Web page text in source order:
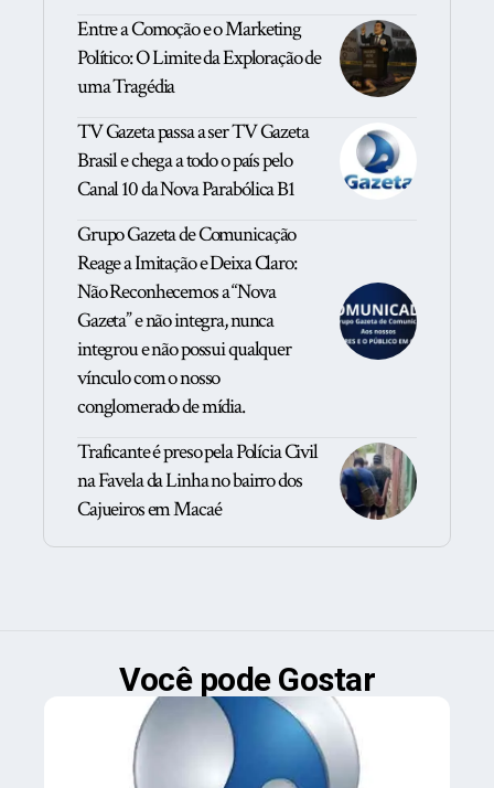
Entre a Comoção e o Marketing
Político: O Limite da Exploração de
uma Tragédia
TV Gazeta passa a ser TV Gazeta
Brasil e chega a todo o país pelo
Canal 10 da Nova Parabólica B1
Grupo Gazeta de Comunicação
Reage a Imitação e Deixa Claro:
Não Reconhecemos a “Nova
Gazeta” e não integra, nunca
integrou e não possui qualquer
vínculo com o nosso
conglomerado de mídia.
Traficante é preso pela Polícia Civil
na Favela da Linha no bairro dos
Cajueiros em Macaé
Você pode Gostar